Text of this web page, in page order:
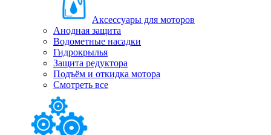
Аксессуары для моторов
Анодная защита
Водометные насадки
Гидрокрылья
Защита редуктора
Подъём и откидка мотора
Смотреть все